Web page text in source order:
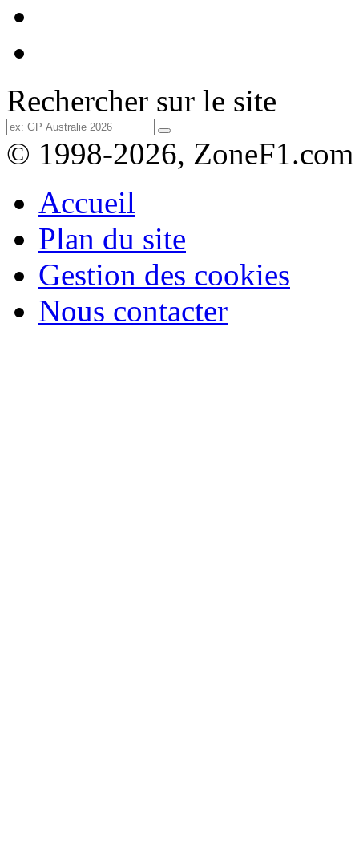
Rechercher sur le site
© 1998-2026, ZoneF1.com
Accueil
Plan du site
Gestion des cookies
Nous contacter